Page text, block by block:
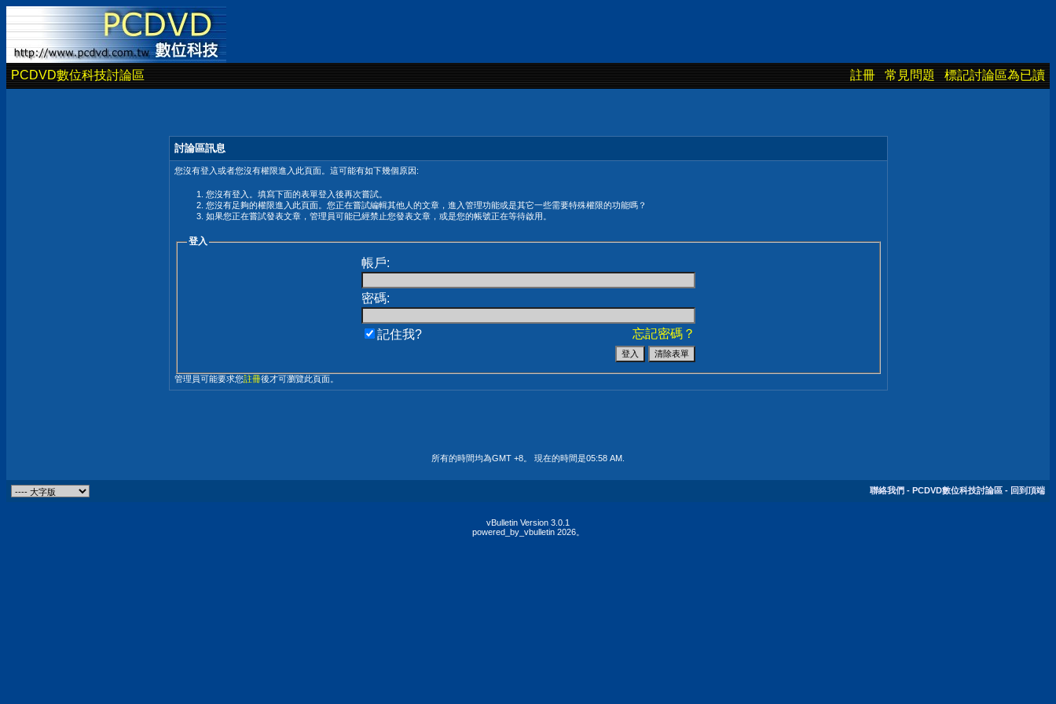
PCDVD數位科技討論區 註冊 常見問題 標記討論區為已讀
討論區訊息
您沒有登入或者您沒有權限進入此頁面。這可能有如下幾個原因:
您沒有登入。填寫下面的表單登入後再次嘗試。
您沒有足夠的權限進入此頁面。您正在嘗試編輯其他人的文章，進入管理功能或是其它一些需要特殊權限的功能嗎？
如果您正在嘗試發表文章，管理員可能已經禁止您發表文章，或是您的帳號正在等待啟用。
登入
帳戶:
密碼:
忘記密碼？
記住我?
管理員可能要求您註冊後才可瀏覽此頁面。
所有的時間均為GMT +8。 現在的時間是05:58 AM
聯絡我們 - PCDVD數位科技討論區 - 回到頂端
vBulletin Version 3.0.1
powered_by_vbulletin 2026。